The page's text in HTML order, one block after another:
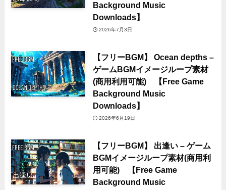
Background Music
Downloads】
2026年7月3日
【フリーBGM】 Ocean depths –
ゲームBGMイメージループ素材
(商用利用可能) 【Free Game
Background Music
Downloads】
2026年6月19日
【フリーBGM】 出逢い – ゲーム
BGMイメージループ素材(商用利
用可能) 【Free Game
Background Music